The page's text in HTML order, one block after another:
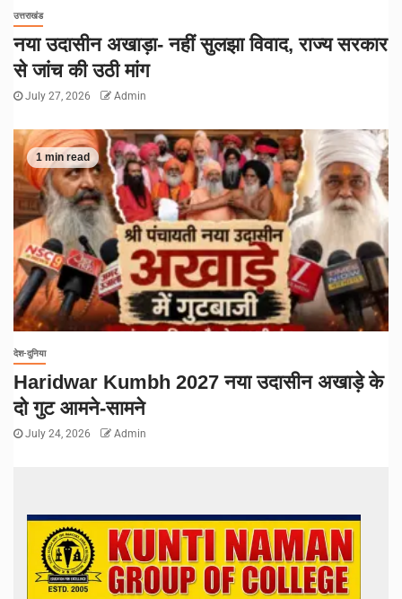
उत्तराखंड
नया उदासीन अखाड़ा- नहीं सुलझा विवाद, राज्य सरकार
से जांच की उठी मांग
July 27, 2026 Admin
1 min read
देश-दुनिया
Haridwar Kumbh 2027 नया उदासीन अखाड़े के
दो गुट आमने-सामने
July 24, 2026 Admin